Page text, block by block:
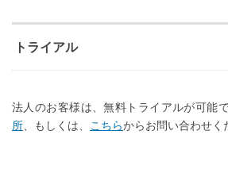
トライアル
法人のお客様は、無料トライアルが可能で
所、もしくは、 こちらからお問い合わせく